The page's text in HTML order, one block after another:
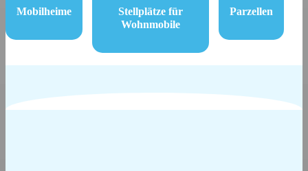
Mobilheime
Stellplätze für
Wohnmobile
Parzellen